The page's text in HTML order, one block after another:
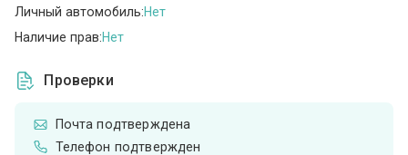
Личный автомобиль:Нет
Наличие прав:Нет
Проверки
Почта подтверждена
Телефон подтвержден